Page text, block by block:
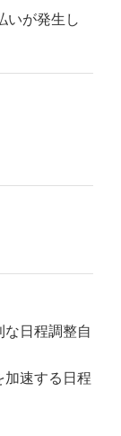
いが発生し
日程調整自
加速する日程